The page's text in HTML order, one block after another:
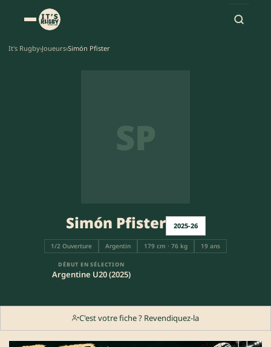
It's Rugby›Joueurs›Simón Pfister
SP
Simón Pfister 2025-26
1/2 Ouverture Argentin 179 cm · 76 kg 19 ans
DÉBUT EN SÉLECTION
Argentine U20 (2025)
C'est votre fiche ? Revendiquez-la